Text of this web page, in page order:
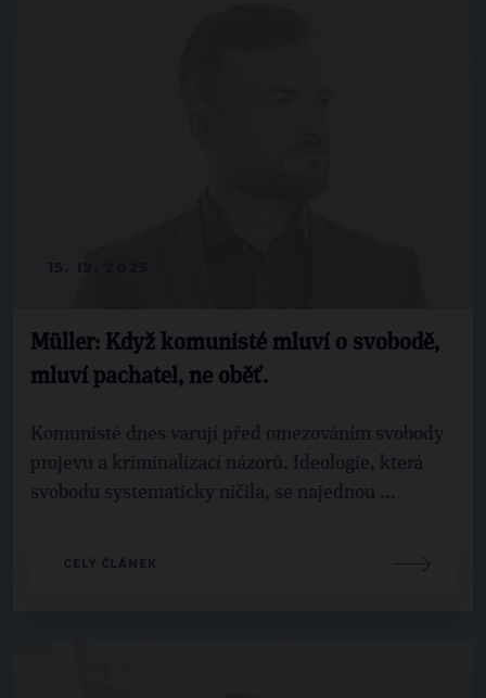
Müller: Když komunisté mluví o svobodě,
mluví pachatel, ne oběť.
Komunisté dnes varují před omezováním svobody
projevu a kriminalizací názorů. Ideologie, která
svobodu systematicky ničila, se najednou ...
CELÝ ČLÁNEK